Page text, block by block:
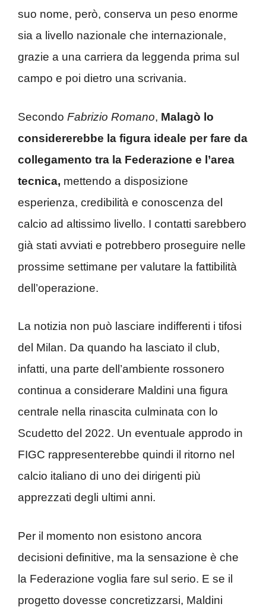
suo nome, però, conserva un peso enorme
sia a livello nazionale che internazionale,
grazie a una carriera da leggenda prima sul
campo e poi dietro una scrivania.
Secondo Fabrizio Romano, Malagò lo
considererebbe la figura ideale per fare da
collegamento tra la Federazione e l’area
tecnica, mettendo a disposizione
esperienza, credibilità e conoscenza del
calcio ad altissimo livello. I contatti sarebbero
già stati avviati e potrebbero proseguire nelle
prossime settimane per valutare la fattibilità
dell’operazione.
La notizia non può lasciare indifferenti i tifosi
del Milan. Da quando ha lasciato il club,
infatti, una parte dell’ambiente rossonero
continua a considerare Maldini una figura
centrale nella rinascita culminata con lo
Scudetto del 2022. Un eventuale approdo in
FIGC rappresenterebbe quindi il ritorno nel
calcio italiano di uno dei dirigenti più
apprezzati degli ultimi anni.
Per il momento non esistono ancora
decisioni definitive, ma la sensazione è che
la Federazione voglia fare sul serio. E se il
progetto dovesse concretizzarsi, Maldini